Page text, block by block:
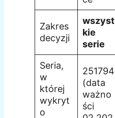
Zakres
decyzji
wszyst
kie
serie
Seria,
w
której
wykryt
o
251794
(data
ważno
ści